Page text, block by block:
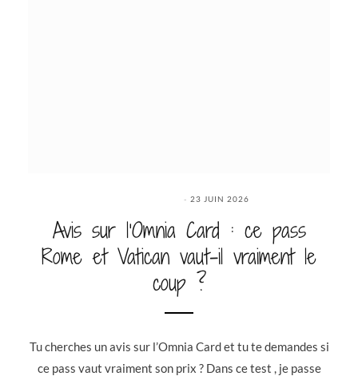
23 JUIN 2026
Avis sur l’Omnia Card : ce pass
Rome et Vatican vaut-il vraiment le
coup ?
Tu cherches un avis sur l’Omnia Card et tu te demandes si
ce pass vaut vraiment son prix ? Dans ce test , je passe